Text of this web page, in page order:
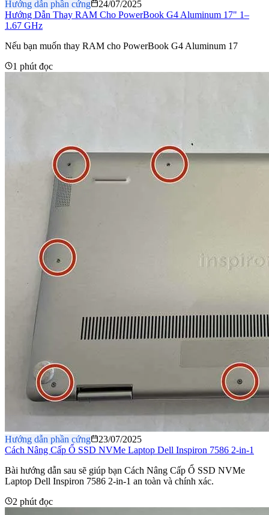
Hướng dẫn phần cứng
24/07/2025
Hướng Dẫn Thay RAM Cho PowerBook G4 Aluminum 17" 1–
1.67 GHz
Nếu bạn muốn thay RAM cho PowerBook G4 Aluminum 17
1 phút đọc
Hướng dẫn phần cứng
23/07/2025
Cách Nâng Cấp Ổ SSD NVMe Laptop Dell Inspiron 7586 2-in-1
Bài hướng dẫn sau sẽ giúp bạn Cách Nâng Cấp Ổ SSD NVMe
Laptop Dell Inspiron 7586 2-in-1 an toàn và chính xác.
2 phút đọc